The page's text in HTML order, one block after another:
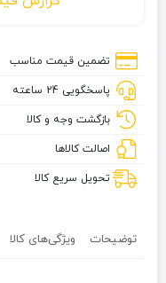
طرح
تضمین قیمت مناسب
پاسخگویی 24 ساعته
بازگشت وجه و کالا
اصالت کالاها
تحویل سریع کالا
توضیحات ویژگی‌های کالا